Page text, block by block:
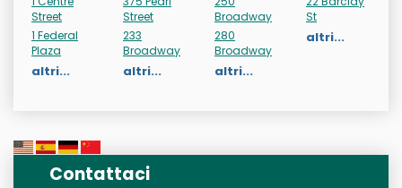
Street
1 Federal
Plaza
altri...
Street
233
Broadway
altri...
Broadway
280
Broadway
altri...
St
altri...
Contattaci